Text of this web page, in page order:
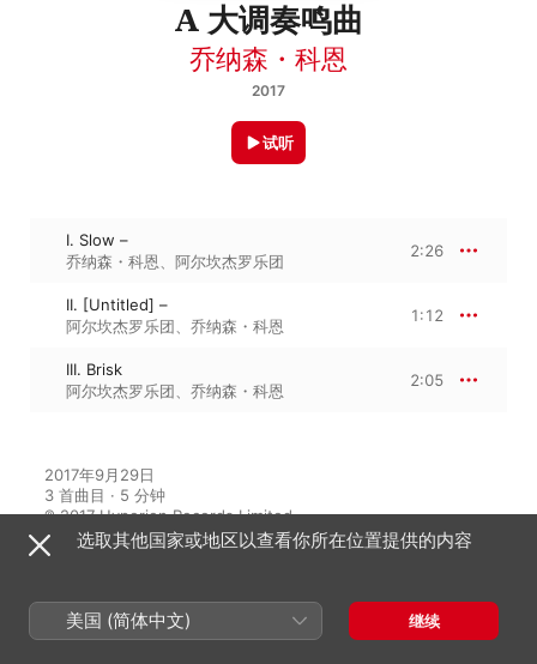
A 大调奏鸣曲
乔纳森・科恩
2017
试听
I. Slow –
乔纳森・科恩
阿尔坎杰罗乐团
2:26
II. [Untitled] –
阿尔坎杰罗乐团
乔纳森・科恩
1:12
III. Brisk
阿尔坎杰罗乐团
乔纳森・科恩
2:05
2017年9月29日
3 首曲目 · 5 分钟
℗ 2017 Hyperion Records Limited
来自专辑
选取其他国家或地区以查看你所在位置提供的内容
美国 (简体中文) 继续